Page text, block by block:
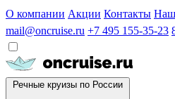
О компании Акции Контакты Наш
mail@oncruise.ru +7 495 155-35-23